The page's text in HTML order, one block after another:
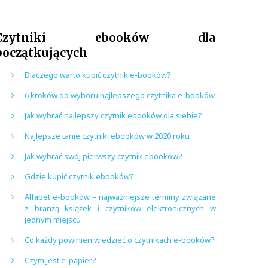
ebooków dla
Dlaczego warto kupić czytnik e-booków?
6 kroków do wyboru najlepszego czytnika e-booków
Jak wybrać najlepszy czytnik ebooków dla siebie?
Najlepsze tanie czytniki ebooków w 2020 roku
Jak wybrać swój pierwszy czytnik ebooków?
Gdzie kupić czytnik ebooków?
Alfabet e-booków – najważniejsze terminy związane
z branżą książek i czytników elektronicznych w
jednym miejscu
Co każdy powinien wiedzieć o czytnikach e-booków?
Czym jest e-papier?